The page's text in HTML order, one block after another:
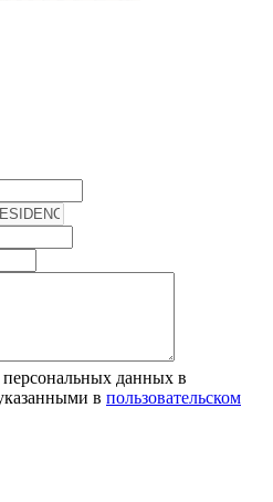
персональных данных в
в пользовательском